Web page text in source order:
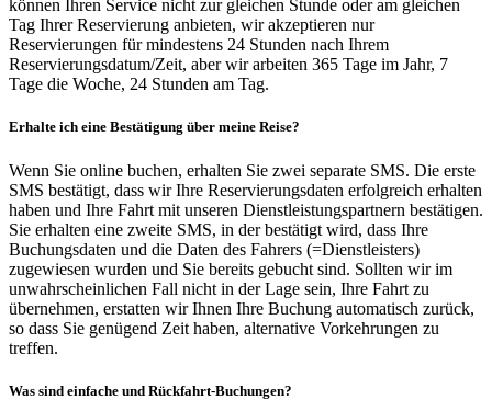
können Ihren Service nicht zur gleichen Stunde oder am gleichen
Tag Ihrer Reservierung anbieten, wir akzeptieren nur
Reservierungen für mindestens 24 Stunden nach Ihrem
Reservierungsdatum/Zeit, aber wir arbeiten 365 Tage im Jahr, 7
Tage die Woche, 24 Stunden am Tag.
Erhalte ich eine Bestätigung über meine Reise?
Wenn Sie online buchen, erhalten Sie zwei separate SMS. Die erste
SMS bestätigt, dass wir Ihre Reservierungsdaten erfolgreich erhalten
haben und Ihre Fahrt mit unseren Dienstleistungspartnern bestätigen.
Sie erhalten eine zweite SMS, in der bestätigt wird, dass Ihre
Buchungsdaten und die Daten des Fahrers (=Dienstleisters)
zugewiesen wurden und Sie bereits gebucht sind. Sollten wir im
unwahrscheinlichen Fall nicht in der Lage sein, Ihre Fahrt zu
übernehmen, erstatten wir Ihnen Ihre Buchung automatisch zurück,
so dass Sie genügend Zeit haben, alternative Vorkehrungen zu
treffen.
Was sind einfache und Rückfahrt-Buchungen?